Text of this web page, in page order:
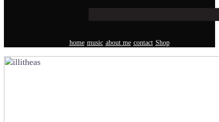
home music about me contact Shop